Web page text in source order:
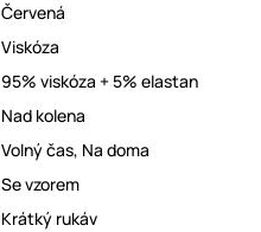
Červená
Viskóza
95% viskóza + 5% elastan
Nad kolena
Volný čas, Na doma
Se vzorem
Krátký rukáv